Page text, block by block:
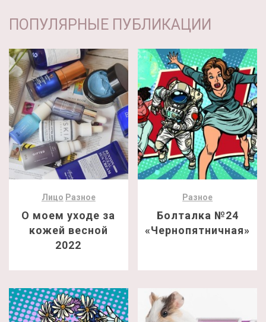
ПОПУЛЯРНЫЕ ПУБЛИКАЦИИ
Лицо Разное
О моем уходе за
кожей весной
2022
Разное
Болталка №24
«Чернопятничная»